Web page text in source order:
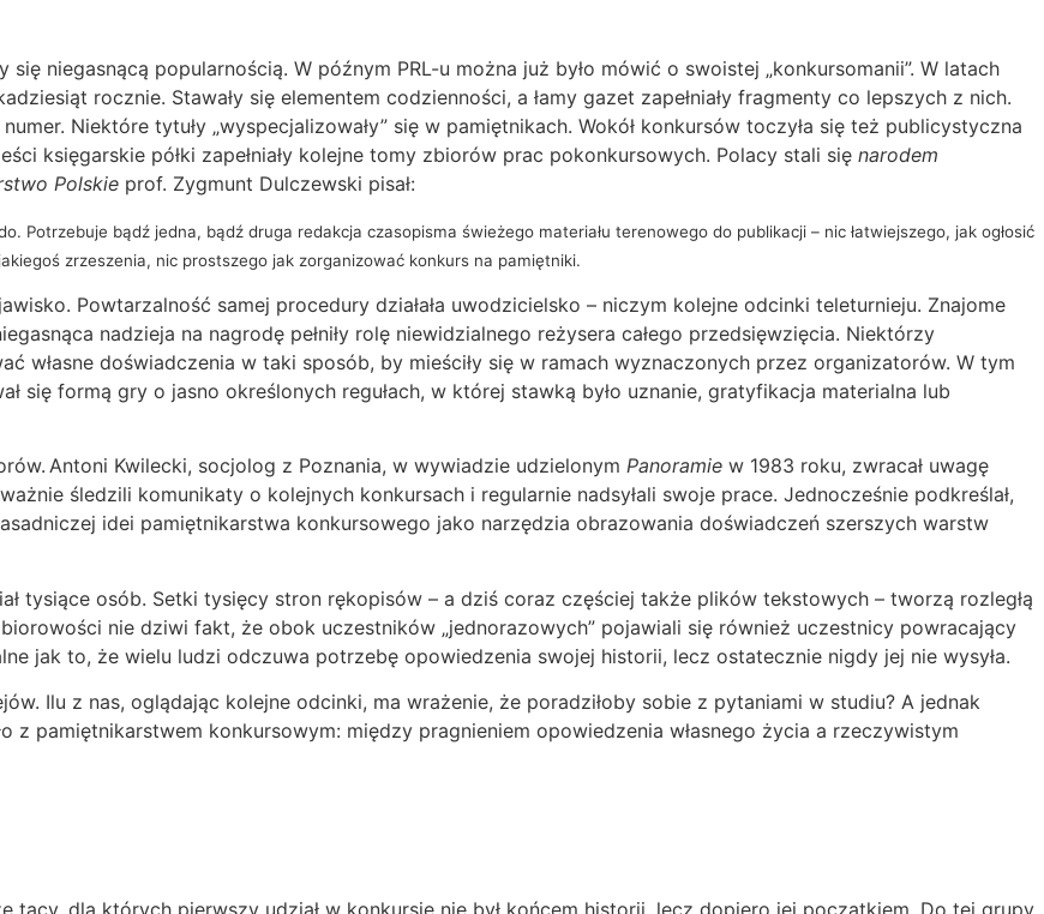
niegasnącą popularnością. W późnym PRL-u można już było mówić o swoistej „konkursomanii”. W latach
rocznie. Stawały się elementem codzienności, a łamy gazet zapełniały fragmenty co lepszych z nich.
Niektóre tytuły „wyspecjalizowały” się w pamiętnikach. Wokół konkursów toczyła się też publicystyczna
księgarskie półki zapełniały kolejne tomy zbiorów prac pokonkursowych. Polacy stali się narodem
Polskie prof. Zygmunt Dulczewski pisał:
Potrzebuje bądź jedna, bądź druga redakcja czasopisma świeżego materiału terenowego do publikacji – nic łatwiejszego, jak ogłosić
zrzeszenia, nic prostszego jak zorganizować konkurs na pamiętniki.
Powtarzalność samej procedury działała uwodzicielsko – niczym kolejne odcinki teleturnieju. Znajome
nadzieja na nagrodę pełniły rolę niewidzialnego reżysera całego przedsięwzięcia. Niektórzy
własne doświadczenia w taki sposób, by mieściły się w ramach wyznaczonych przez organizatorów. W tym
się formą gry o jasno określonych regułach, w której stawką było uznanie, gratyfikacja materialna lub
Antoni Kwilecki, socjolog z Poznania, w wywiadzie udzielonym Panoramie w 1983 roku, zwracał uwagę
śledzili komunikaty o kolejnych konkursach i regularnie nadsyłali swoje prace. Jednocześnie podkreślał,
idei pamiętnikarstwa konkursowego jako narzędzia obrazowania doświadczeń szerszych warstw
tysiące osób. Setki tysięcy stron rękopisów – a dziś coraz częściej także plików tekstowych – tworzą rozległą
nie dziwi fakt, że obok uczestników „jednorazowych” pojawiali się również uczestnicy powracający
jak to, że wielu ludzi odczuwa potrzebę opowiedzenia swojej historii, lecz ostatecznie nigdy jej nie wysyła.
Ilu z nas, oglądając kolejne odcinki, ma wrażenie, że poradziłoby sobie z pytaniami w studiu? A jednak
z pamiętnikarstwem konkursowym: między pragnieniem opowiedzenia własnego życia a rzeczywistym
dla których pierwszy udział w konkursie nie był końcem historii, lecz dopiero jej początkiem. Do tej grupy